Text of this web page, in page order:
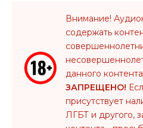
Внимание!
содержать
данного контента
ЗАПРЕЩЕНО!
присутствует
ЛГБТ и другого,